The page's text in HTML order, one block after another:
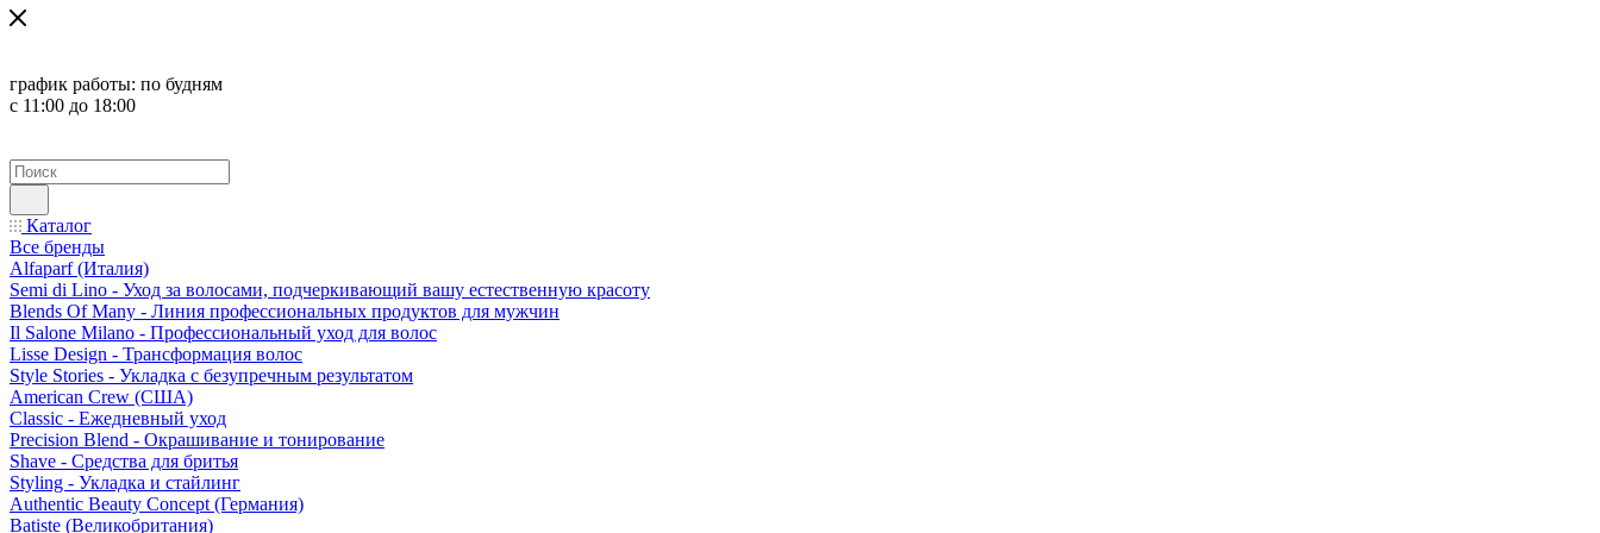
график работы: по будням
с 11:00 до 18:00
Каталог
Все бренды
Alfaparf (Италия)
Semi di Lino - Уход за волосами, подчеркивающий вашу естественную красоту
Blends Of Many - Линия профессиональных продуктов для мужчин
Il Salone Milano - Профессиональный уход для волос
Lisse Design - Трансформация волос
Style Stories - Укладка с безупречным результатом
American Crew (США)
Classic - Ежедневный уход
Precision Blend - Окрашивание и тонирование
Shave - Средства для бритья
Styling - Укладка и стайлинг
Authentic Beauty Concept (Германия)
Batiste (Великобритания)